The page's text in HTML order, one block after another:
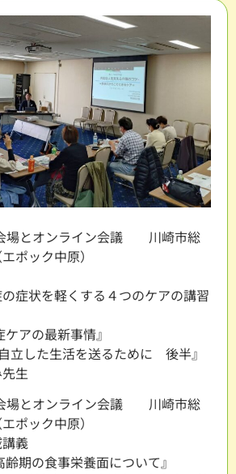
場とオンライン会議 川崎市総
ポック中原）
症状を軽くする４つのケアの講習
最新事情』
た生活を送るために 後半』
生
場とオンライン会議 川崎市総
ポック中原）
講義
食事栄養面について』